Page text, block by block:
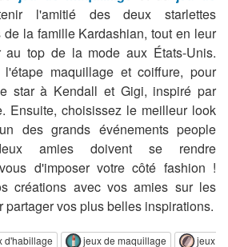
l'amitié des deux starlettes
la famille Kardashian, tout en leur
au top de la mode aux États-Unis.
maquillage et coiffure, pour
star à Kendall et Gigi, inspiré par
Ensuite, choisissez le meilleur look
des grands événements people
amies doivent se rendre
d'imposer votre côté fashion !
créations avec vos amies sur les
partager vos plus belles inspirations.
d'habillage jeux de maquillage jeux